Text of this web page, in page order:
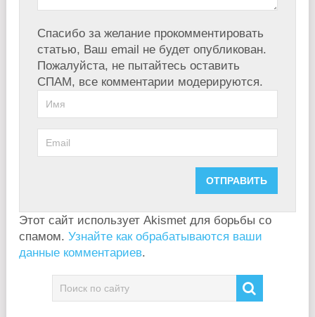
Спасибо за желание прокомментировать
статью, Ваш email не будет опубликован.
Пожалуйста, не пытайтесь оставить
СПАМ, все комментарии модерируются.
Этот сайт использует Akismet для борьбы со
спамом. Узнайте как обрабатываются ваши
данные комментариев.